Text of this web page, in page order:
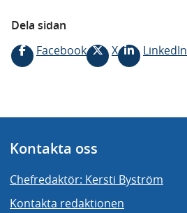
Dela sidan
Facebook
X LinkedIn
Kontakta oss
Chefredaktör: Kersti Byström
Kontakta redaktionen